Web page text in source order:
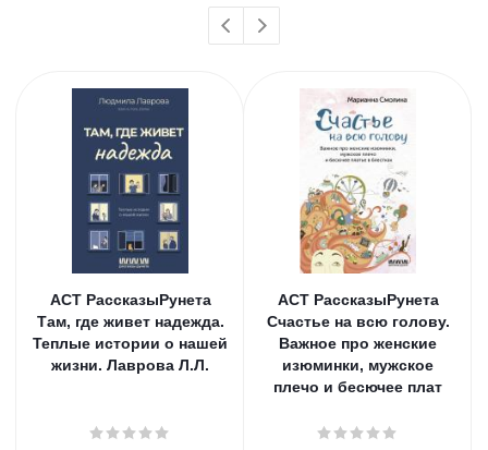
АСТ РассказыРунета
Там, где живет надежда.
Теплые истории о нашей
жизни. Лаврова Л.Л.
АСТ РассказыРунета
Счастье на всю голову.
Важное про женские
изюминки, мужское
плечо и бесючее плат